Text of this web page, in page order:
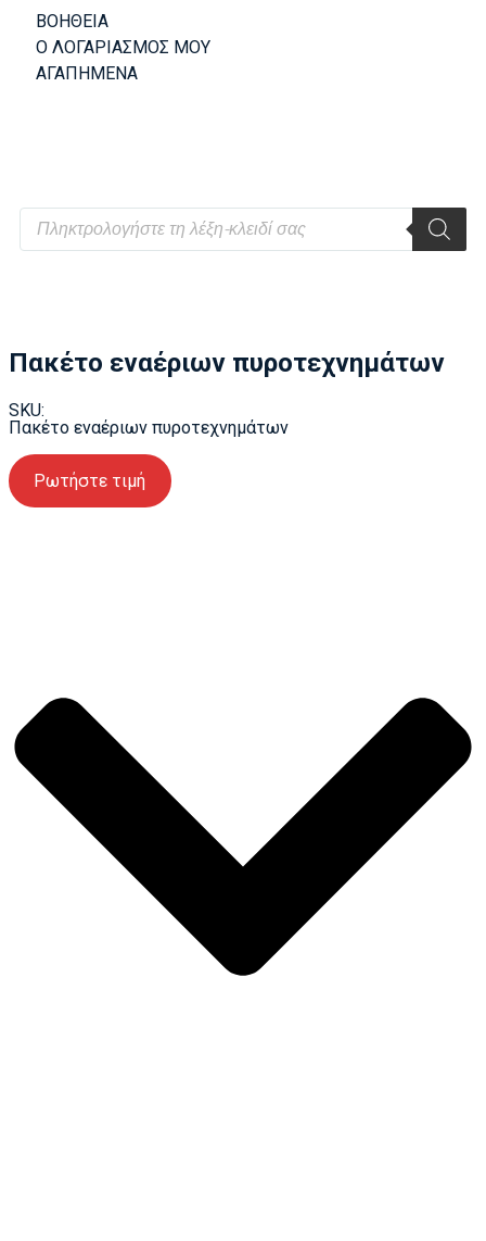
ΒΟΗΘΕΙΑ
Ο ΛΟΓΑΡΙΑΣΜΟΣ ΜΟΥ
ΑΓΑΠΗΜΕΝΑ
Πακέτο εναέριων πυροτεχνημάτων
SKU:
Πακέτο εναέριων πυροτεχνημάτων
Ρωτήστε τιμή